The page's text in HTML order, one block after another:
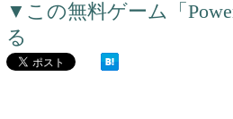
▼この無料ゲーム「
る